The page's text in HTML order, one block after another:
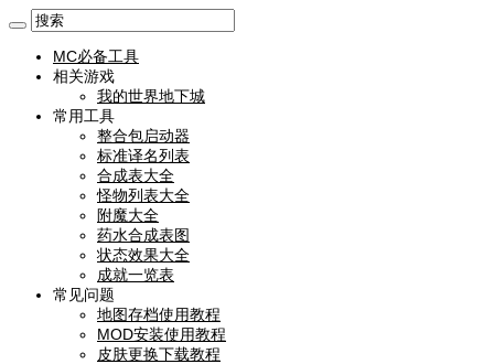
MC必备工具
相关游戏
我的世界地下城
常用工具
整合包启动器
标准译名列表
合成表大全
怪物列表大全
附魔大全
药水合成表图
状态效果大全
成就一览表
常见问题
地图存档使用教程
MOD安装使用教程
皮肤更换下载教程